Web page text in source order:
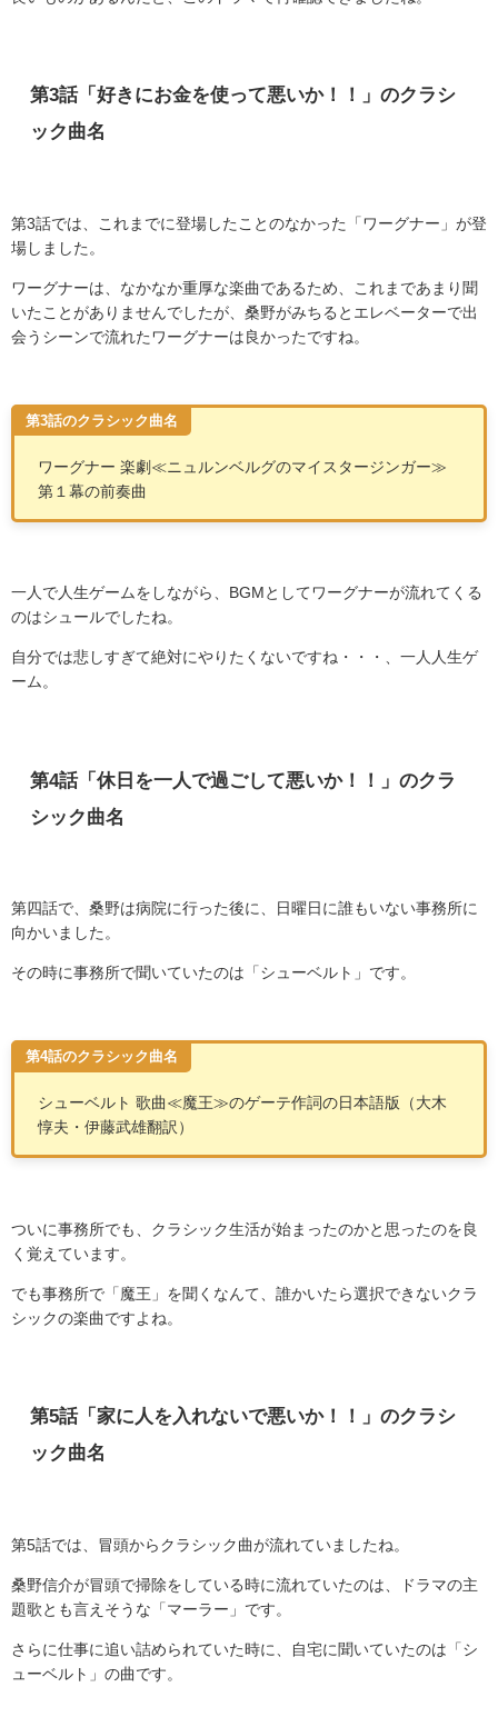
第3話「好きにお金を使って悪いか！！」のクラシ
ック曲名
第3話では、これまでに登場したことのなかった「ワーグナー」が登
場しました。
ワーグナーは、なかなか重厚な楽曲であるため、これまであまり聞
いたことがありませんでしたが、桑野がみちるとエレベーターで出
会うシーンで流れたワーグナーは良かったですね。
第3話のクラシック曲名
ワーグナー 楽劇 ≪ ニュルンベルグのマイスタージンガー≫
第１幕の前奏曲
一人で人生ゲームをしながら、 BGM としてワーグナーが流れてくる
のはシュールでしたね。
自分では悲しすぎて絶対にやりたくないですね・・・、一人人生ゲ
ーム。
第4話「休日を一人で過ごして悪いか！！」のクラ
シック曲名
第四話で、桑野は病院に行った後に、日曜日に誰もいない事務所に
向かいました。
その時に事務所で聞いていたのは「シューベルト」です。
第4話のクラシック曲名
シューベルト 歌曲 ≪魔王≫のゲーテ作詞の日本語版（大木
惇夫・伊藤武雄翻訳）
ついに事務所でも、クラシック生活が始まったのかと思ったのを良
く覚えています。
でも事務所で「魔王」を聞くなんて、誰かいたら選択できないクラ
シックの楽曲ですよね。
第5話「家に人を入れないで悪いか！！」のクラシ
ック曲名
第5話では、冒頭からクラシック曲が流れていましたね。
桑野信介が冒頭で掃除をしている時に流れていたのは、ドラマの主
題歌とも言えそうな「マーラー」です。
さらに仕事に追い詰められていた時に、自宅に聞いていたのは「シ
ューベルト」の曲です。